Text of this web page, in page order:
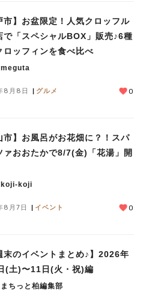
市】お盆限定！人気クロッフル
で「スペシャルBOX」販売♪6種
ロッフィンを食べ比べ
meguta
8月8日 グルメ 0
市】お風呂がお花畑に？！スパ
ァおおたかで8/7(金)「花湯」開
koji-koji
8月7日 イベント 0
末のイベントまとめ♪】2026年
(土)〜11日(火・祝)編
まちっと柏編集部
て投稿記事